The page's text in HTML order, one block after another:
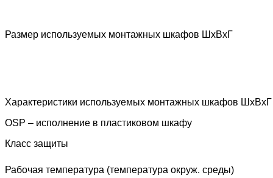
Размер используемых монтажных шкафов ШхВхГ
Характеристики используемых монтажных шкафов ШхВхГ
OSP – исполнение в пластиковом шкафу
Класс защиты
Рабочая температура (температура окруж. среды)